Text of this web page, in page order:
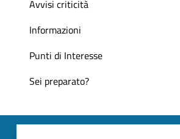
Avvisi criticità
Informazioni
Punti di Interesse
Sei preparato?